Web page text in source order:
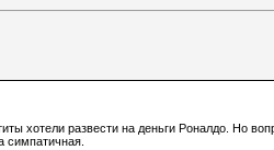
хотели развести на деньги Роналдо. Но
симпатичная.